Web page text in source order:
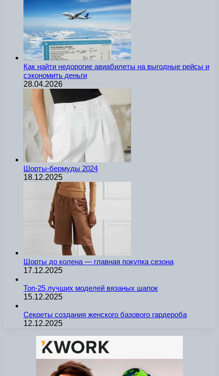
Как найти недорогие авиабилеты на выгодные рейсы и
сэкономить деньги
28.04.2026
Шорты-бермуды 2024
18.12.2025
Шорты до колена — главная покупка сезона
17.12.2025
Топ-25 лучших моделей вязаных шапок
15.12.2025
Секреты создания женского базового гардероба
12.12.2025